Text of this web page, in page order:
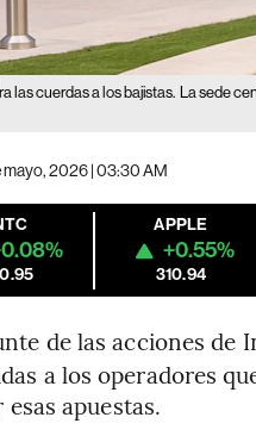
las cuerdas a los bajistas. La sede
mayo, 2026 | 03:30 AM
APPLE
+0.55%
310.94
de las acciones de
a los operadores
apuestas.